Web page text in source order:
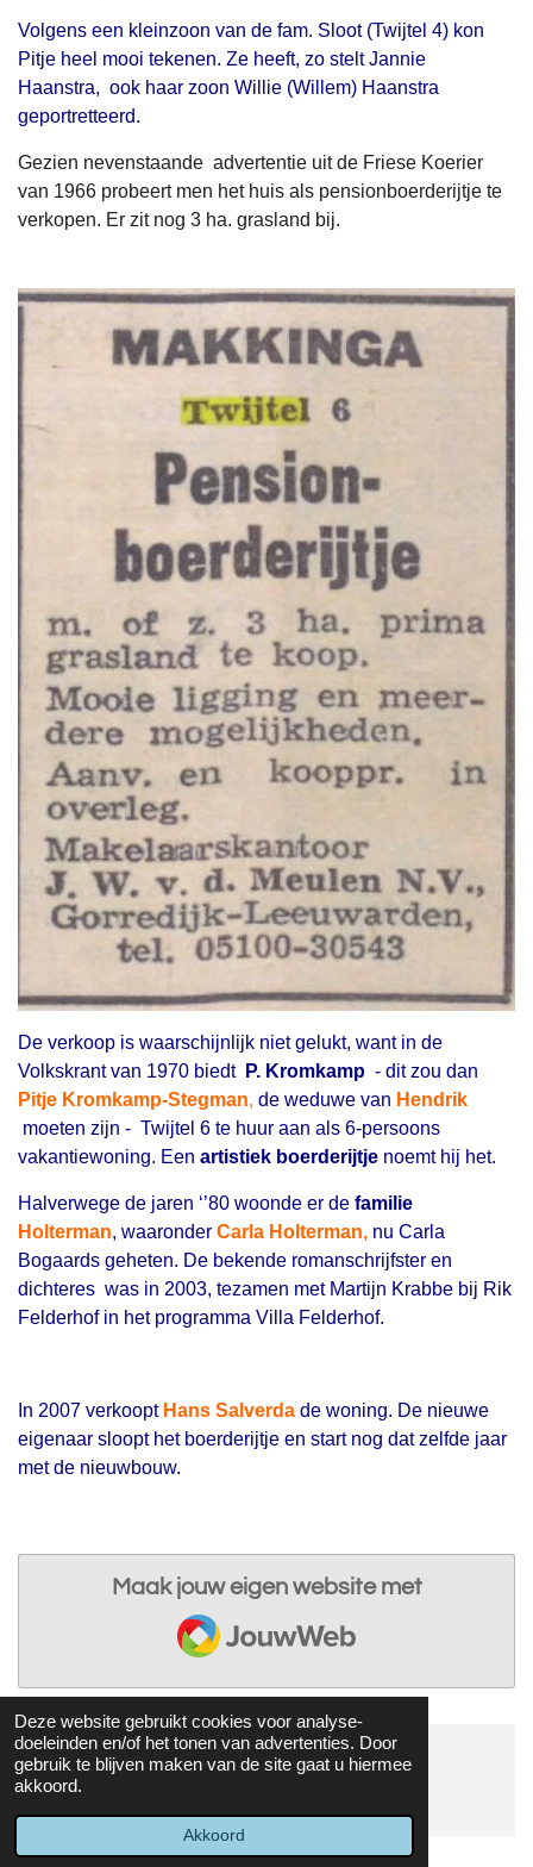
Deze website gebruikt cookies voor analyse-
doeleinden en/of het tonen van advertenties. Door
gebruik te blijven maken van de site gaat u hiermee
akkoord.
Akkoord
Volgens een kleinzoon van de fam. Sloot (Twijtel 4) kon
Pitje heel mooi tekenen. Ze heeft, zo stelt Jannie
Haanstra, ook haar zoon Willie (Willem) Haanstra
geportretteerd.
Gezien nevenstaande advertentie uit de Friese Koerier
van 1966 probeert men het huis als pensionboerderijtje te
verkopen. Er zit nog 3 ha. grasland bij.
De verkoop is waarschijnlijk niet gelukt, want in de
Volkskrant van 1970 biedt P. Kromkamp - dit zou dan
Pitje Kromkamp-Stegman, de weduwe van Hendrik
moeten zijn - Twijtel 6 te huur aan als 6-persoons
vakantiewoning. Een artistiek boerderijtje noemt hij het.
Halverwege de jaren ‘’80 woonde er de familie
Holterman, waaronder Carla Holterman, nu Carla
Bogaards geheten. De bekende romanschrijfster en
dichteres was in 2003, tezamen met Martijn Krabbe bij Rik
Felderhof in het programma Villa Felderhof.
In 2007 verkoopt Hans Salverda de woning. De nieuwe
eigenaar sloopt het boerderijtje en start nog dat zelfde jaar
met de nieuwbouw.
Maak jouw eigen website met
JouwWeb
© 2017 - 2026 Twijtel
Powered by